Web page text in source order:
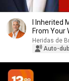
I Inherited
From Your
Heridas de
Auto-